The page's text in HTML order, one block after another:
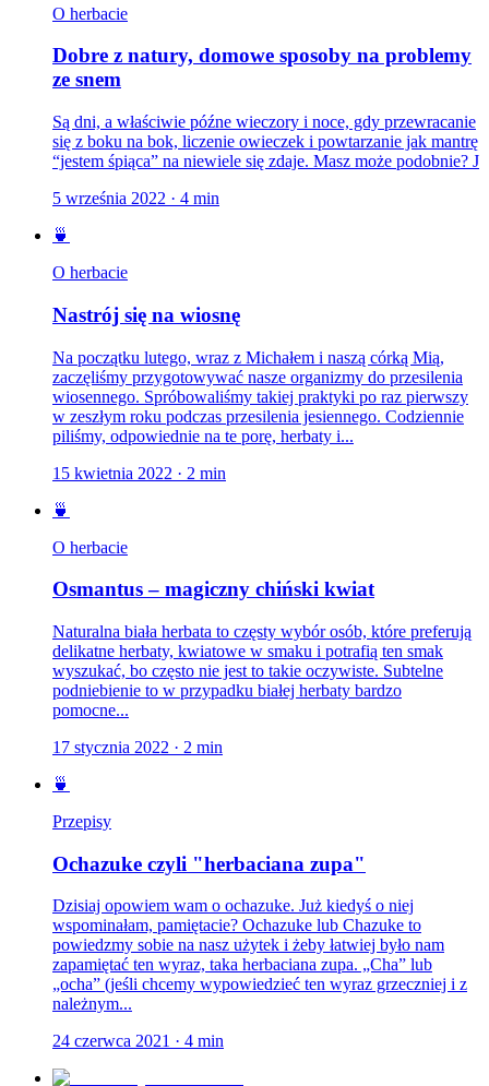
O herbacie
Dobre z natury, domowe sposoby na problemy
ze snem
Są dni, a właściwie późne wieczory i noce, gdy przewracanie
się z boku na bok, liczenie owieczek i powtarzanie jak mantrę
“jestem śpiąca” na niewiele się zdaje. Masz może podobnie? J
5 września 2022 · 4 min
🍵
O herbacie
Nastrój się na wiosnę
Na początku lutego, wraz z Michałem i naszą córką Mią,
zaczęliśmy przygotowywać nasze organizmy do przesilenia
wiosennego. Spróbowaliśmy takiej praktyki po raz pierwszy
w zeszłym roku podczas przesilenia jesiennego. Codziennie
piliśmy, odpowiednie na te porę, herbaty i...
15 kwietnia 2022 · 2 min
🍵
O herbacie
Osmantus – magiczny chiński kwiat
Naturalna biała herbata to częsty wybór osób, które preferują
delikatne herbaty, kwiatowe w smaku i potrafią ten smak
wyszukać, bo często nie jest to takie oczywiste. Subtelne
podniebienie to w przypadku białej herbaty bardzo
pomocne...
17 stycznia 2022 · 2 min
🍵
Przepisy
Ochazuke czyli "herbaciana zupa"
Dzisiaj opowiem wam o ochazuke. Już kiedyś o niej
wspominałam, pamiętacie? Ochazuke lub Chazuke to
powiedzmy sobie na nasz użytek i żeby łatwiej było nam
zapamiętać ten wyraz, taka herbaciana zupa. „Cha” lub
„ocha” (jeśli chcemy wypowiedzieć ten wyraz grzeczniej i z
należnym...
24 czerwca 2021 · 4 min